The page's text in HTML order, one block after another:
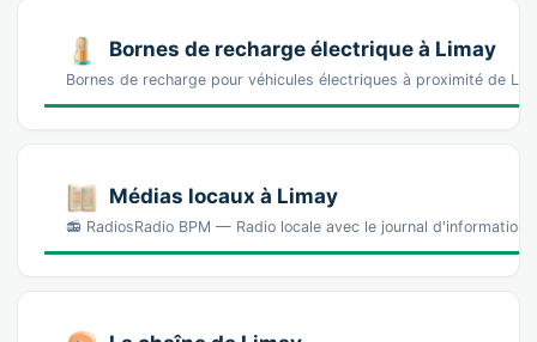
Bornes de recharge électrique à Limay
Bornes de recharge pour véhicules électriques à proximité de
Médias locaux à Limay
📻 RadiosRadio BPM — Radio locale avec le journal d'information